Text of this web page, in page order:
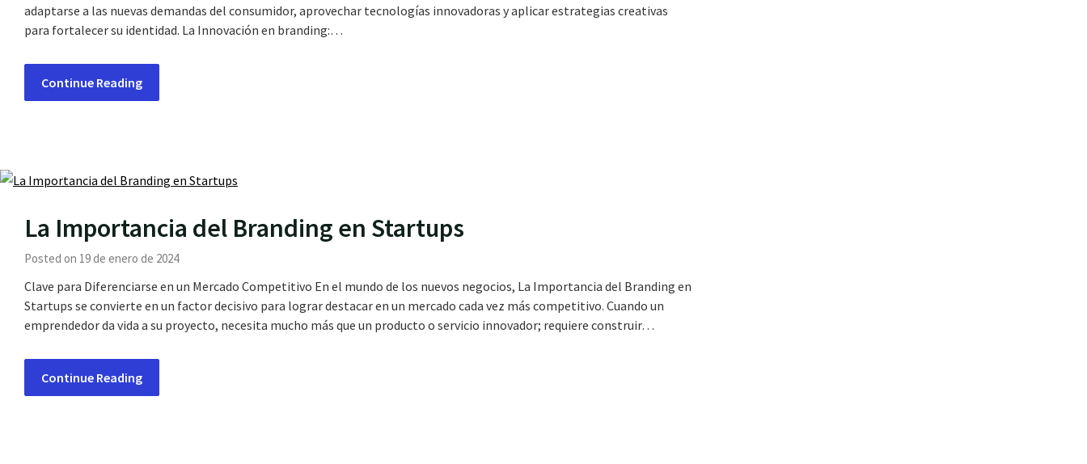
adaptarse a las nuevas demandas del consumidor, aprovechar tecnologías innovadoras y aplicar estrategias creativas
para fortalecer su identidad. La Innovación en branding:…
Continue Reading
La Importancia del Branding en Startups
Posted on 19 de enero de 2024
Clave para Diferenciarse en un Mercado Competitivo En el mundo de los nuevos negocios, La Importancia del Branding en
Startups se convierte en un factor decisivo para lograr destacar en un mercado cada vez más competitivo. Cuando un
emprendedor da vida a su proyecto, necesita mucho más que un producto o servicio innovador; requiere construir…
Continue Reading